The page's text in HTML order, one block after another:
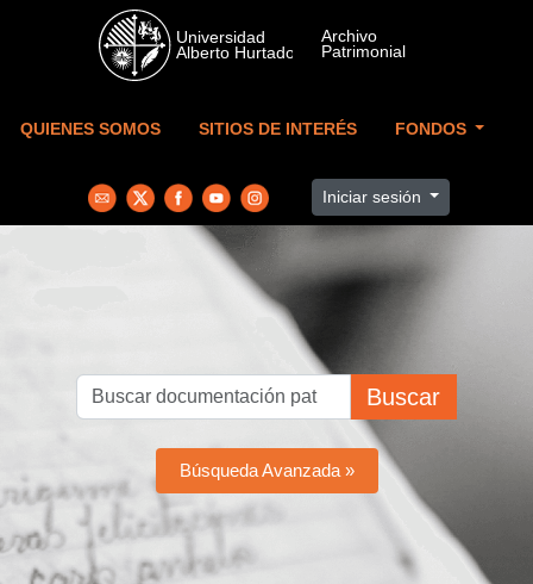
Skip to main content
QUIENES SOMOS SITIOS DE INTERÉS FONDOS
Iniciar sesión
Buscar
Búsqueda Avanzada »